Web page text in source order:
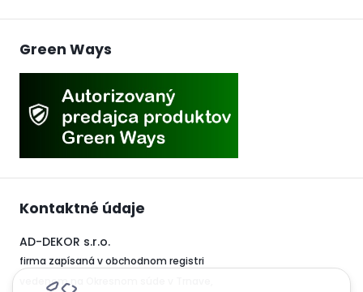
Green Ways
Kontaktné údaje
AD-DEKOR s.r.o.
firma zapísaná v obchodnom registri
vedenom na Okresnom súde v Trnave,